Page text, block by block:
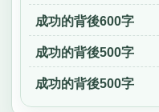
成功的背後600字
成功的背後500字
成功的背後500字